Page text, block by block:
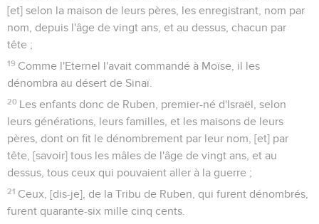
[et] selon la maison de leurs pères, les enregistrant, nom par
nom, depuis l'âge de vingt ans, et au dessus, chacun par
tête ;
19 Comme l'Eternel l'avait commandé à Moïse, il les
dénombra au désert de Sinaï.
20 Les enfants donc de Ruben, premier-né d'Israël, selon
leurs générations, leurs familles, et les maisons de leurs
pères, dont on fit le dénombrement par leur nom, [et] par
tête, [savoir] tous les mâles de l'âge de vingt ans, et au
dessus, tous ceux qui pouvaient aller à la guerre ;
21 Ceux, [dis-je], de la Tribu de Ruben, qui furent dénombrés,
furent quarante-six mille cinq cents.